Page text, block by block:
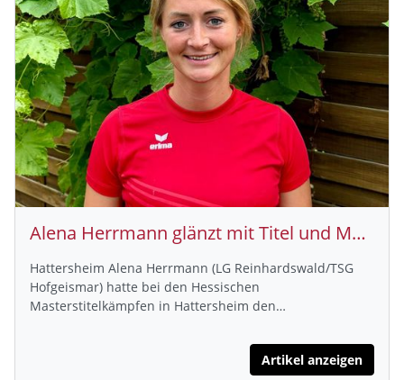
Alena Herrmann glänzt mit Titel und Masters-DM-Norm
Hattersheim Alena Herrmann (LG Reinhardswald/TSG
Hofgeismar) hatte bei den Hessischen
Masterstitelkämpfen in Hattersheim den…
Artikel anzeigen